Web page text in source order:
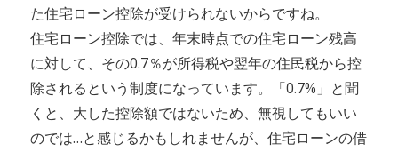
た住宅ローン控除が受けられないからですね。
住宅ローン控除では、年末時点での住宅ローン残高
に対して、その0.7％が所得税や翌年の住民税から控
除されるという制度になっています。「0.7%」と聞
くと、大した控除額ではないため、無視してもいい
のでは…と感じるかもしれませんが、住宅ローンの借